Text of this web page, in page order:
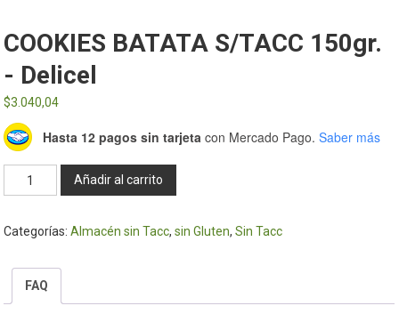
COOKIES BATATA S/TACC 150gr.
- Delicel
$3.040,04
Hasta 12 pagos sin tarjeta con Mercado Pago. Saber más
COOKIES
BATATA
150gr.
Delicel
cantidad
Añadir al carrito
Categorías:Almacén sin Tacc,sin Gluten,Sin Tacc
FAQ